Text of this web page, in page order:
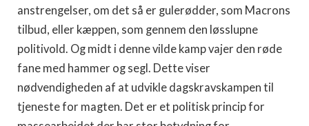
anstrengelser, om det så er gulerødder, som Macrons
tilbud, eller kæppen, som gennem den løsslupne
politivold. Og midt i denne vilde kamp vajer den røde
fane med hammer og segl. Dette viser
nødvendigheden af at udvikle dagskravskampen til
tjeneste for magten. Det er et politisk princip for